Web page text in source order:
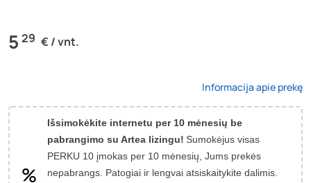
5 29 € / vnt.
Informacija apie prekę
Išsimokėkite internetu per 10 mėnesių be
pabrangimo su Artea lizingu! Sumokėjus visas
PERKU 10 įmokas per 10 mėnesių, Jums prekės
nepabrangs. Patogiai ir lengvai atsiskaitykite dalimis.